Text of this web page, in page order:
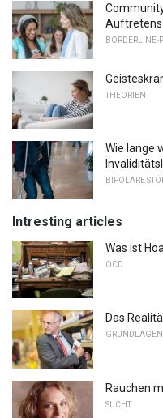
Auftretens
BORDERLINE-
THEORIEN
Wie lange
BIPOLARE
Intresting articles
Was ist
OCD
Das
GRUNDLAGEN
Rauchen
SUCHT